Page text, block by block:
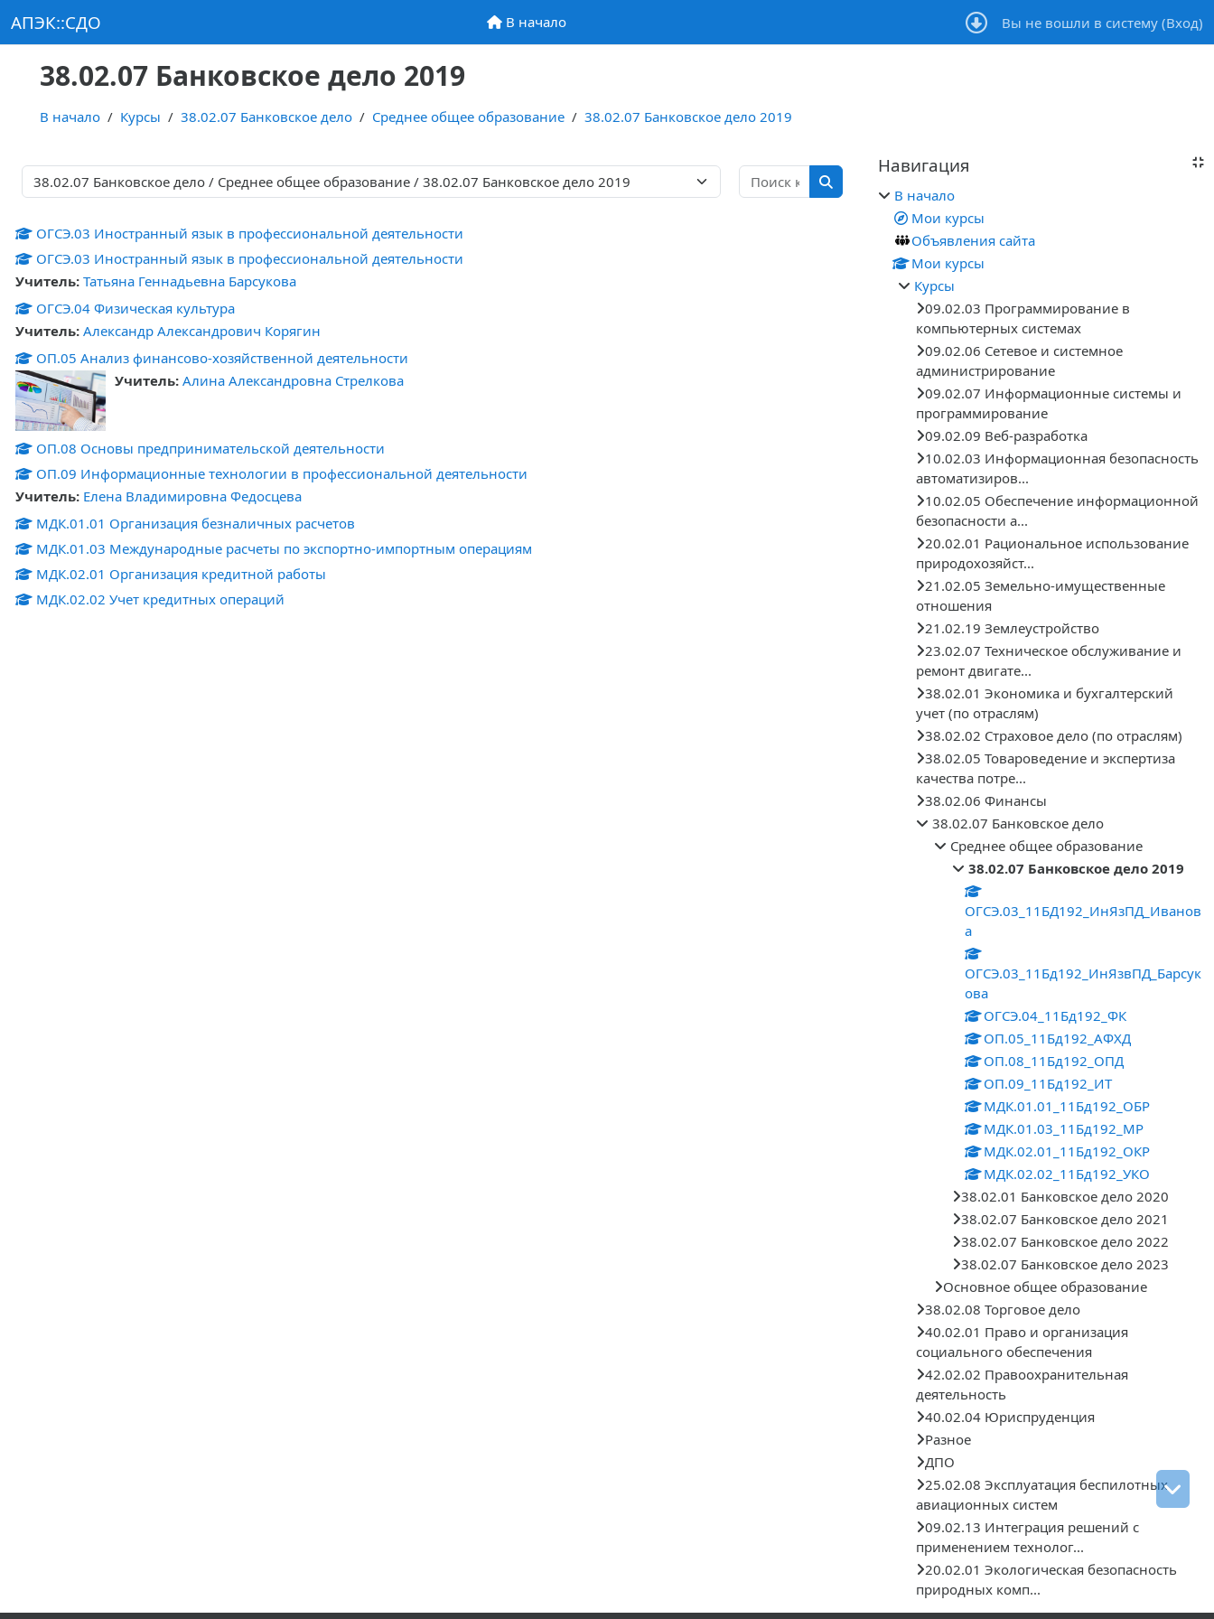
АПЭК::СДО В начало
В начало Вы не вошли в систему (Вход)
38.02.07 Банковское дело 2019
В начало Курсы 38.02.07 Банковское дело Среднее общее образование 38.02.07 Банковское дело 2019
Категории курсов
Поиск курса
Поиск курса
ОГСЭ.03 Иностранный язык в профессиональной деятельности
ОГСЭ.03 Иностранный язык в профессиональной деятельности
Учитель: Татьяна Геннадьевна Барсукова
ОГСЭ.04 Физическая культура
Учитель: Александр Александрович Корягин
ОП.05 Анализ финансово-хозяйственной деятельности
Учитель: Алина Александровна Стрелкова
ОП.08 Основы предпринимательской деятельности
ОП.09 Информационные технологии в профессиональной деятельности
Учитель: Елена Владимировна Федосцева
МДК.01.01 Организация безналичных расчетов
МДК.01.03 Международные расчеты по экспортно-импортным операциям
МДК.02.01 Организация кредитной работы
МДК.02.02 Учет кредитных операций
Блоки
Пропустить Навигация
Навигация
В начало
Мои курсы
Объявления сайта
Мои курсы
Курсы
09.02.03 Программирование в
компьютерных системах
09.02.06 Сетевое и системное
администрирование
09.02.07 Информационные системы и
программирование
09.02.09 Веб-разработка
10.02.03 Информационная безопасность
автоматизиров...
10.02.05 Обеспечение информационной
безопасности а...
20.02.01 Рациональное использование
природохозяйст...
21.02.05 Земельно-имущественные
отношения
21.02.19 Землеустройство
23.02.07 Техническое обслуживание и
ремонт двигате...
38.02.01 Экономика и бухгалтерский
учет (по отраслям)
38.02.02 Страховое дело (по отраслям)
38.02.05 Товароведение и экспертиза
качества потре...
38.02.06 Финансы
38.02.07 Банковское дело
Среднее общее образование
38.02.07 Банковское дело 2019
ОГСЭ.03_11БД192_ИнЯзПД_Иванов
а
ОГСЭ.03_11Бд192_ИнЯзвПД_Барсук
ова
ОГСЭ.04_11Бд192_ФК
ОП.05_11Бд192_АФХД
ОП.08_11Бд192_ОПД
ОП.09_11Бд192_ИТ
МДК.01.01_11Бд192_ОБР
МДК.01.03_11Бд192_МР
МДК.02.01_11Бд192_ОКР
МДК.02.02_11Бд192_УКО
38.02.01 Банковское дело 2020
38.02.07 Банковское дело 2021
38.02.07 Банковское дело 2022
38.02.07 Банковское дело 2023
Основное общее образование
38.02.08 Торговое дело
40.02.01 Право и организация
социального обеспечения
42.02.02 Правоохранительная
деятельность
40.02.04 Юриспруденция
Разное
ДПО
25.02.08 Эксплуатация беспилотных
авиационных систем
09.02.13 Интеграция решений с
применением технолог...
20.02.01 Экологическая безопасность
природных комп...